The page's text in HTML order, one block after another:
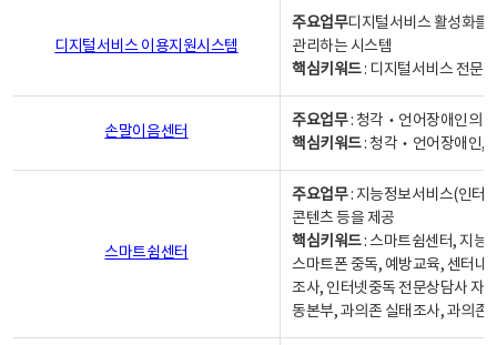
디지털서비스 이용지원시스템
주요업무디지털서비스 활성화를
관리하는 시스템
핵심키워드: 디지털서비스 전문
손말이음센터
주요업무: 청각‧언어장애인의
핵심키워드: 청각‧언어장애인,
스마트쉼센터
주요업무: 지능정보서비스(인터
콘텐츠 등을 제공
핵심키워드: 스마트쉼센터, 지능
스마트폰 중독, 예방교육, 센터내
조사, 인터넷중독 전문상담사 자
동본부, 과의존 실태조사, 과의존